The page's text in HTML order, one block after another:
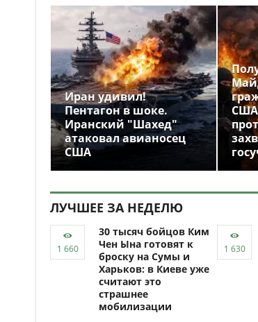
Иран удивил!
Пентагон в шоке.
Иранский "Шахед"
атаковал авианосец
США
ЛУЧШЕЕ ЗА НЕДЕЛЮ
30 тысяч бойцов Ким
Чен Ына готовят к
броску на Сумы и
Харьков: в Киеве уже
считают это
страшнее
мобилизации